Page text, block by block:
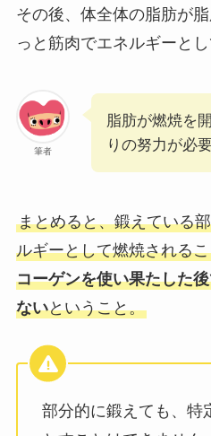
その後、体全体の脂肪が
っと筋肉でエネルギーと
筆者
脂肪が燃焼を
りの努力が必要
まとめると、鍛えている
ルギーとして燃焼される
コーゲンを使い果たした
ないということ。
部分的に鍛えても、特